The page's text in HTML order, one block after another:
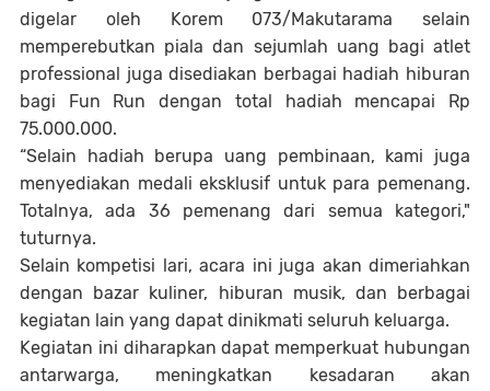
digelar oleh Korem 073/Makutarama selain
memperebutkan piala dan sejumlah uang bagi atlet
professional juga disediakan berbagai hadiah hiburan
bagi Fun Run dengan total hadiah mencapai Rp
75.000.000.
“Selain hadiah berupa uang pembinaan, kami juga
menyediakan medali eksklusif untuk para pemenang.
Totalnya, ada 36 pemenang dari semua kategori,"
tuturnya.
Selain kompetisi lari, acara ini juga akan dimeriahkan
dengan bazar kuliner, hiburan musik, dan berbagai
kegiatan lain yang dapat dinikmati seluruh keluarga.
Kegiatan ini diharapkan dapat memperkuat hubungan
antarwarga, meningkatkan kesadaran akan